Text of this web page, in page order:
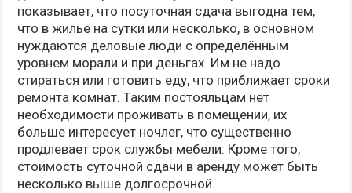
показывает, что посуточная сдача выгодна тем,
что в жилье на сутки или несколько, в основном
нуждаются деловые люди с определённым
уровнем морали и при деньгах. Им не надо
стираться или готовить еду, что приближает сроки
ремонта комнат. Таким постояльцам нет
необходимости проживать в помещении, их
больше интересует ночлег, что существенно
продлевает срок службы мебели. Кроме того,
стоимость суточной сдачи в аренду может быть
несколько выше долгосрочной.